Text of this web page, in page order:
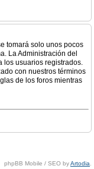
tomará solo unos pocos
La Administración del
los usuarios registrados.
con nuestros términos
de los foros mientras
phpBB Mobile / SEO byArtodia